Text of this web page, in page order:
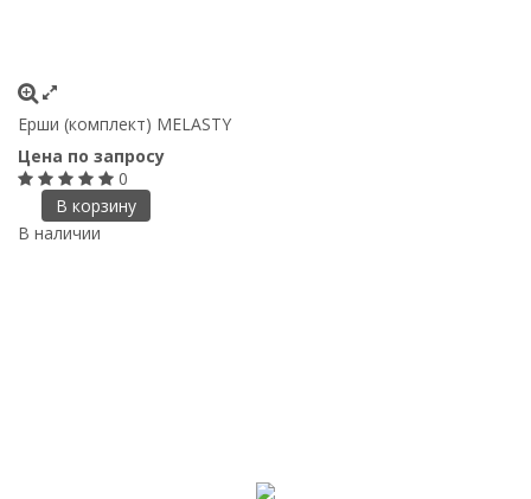
Ерши (комплект) MELASTY
Цена по запросу
0
В корзину
В наличии